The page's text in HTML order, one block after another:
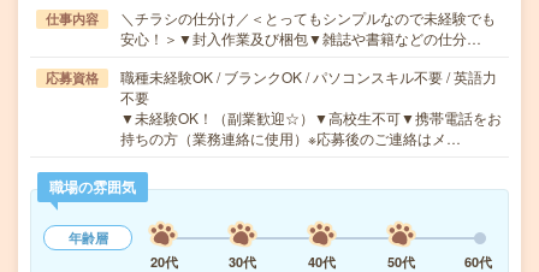
仕事内容
＼チラシの仕分け／＜とってもシンプルなので未経験でも
安心！＞▼封入作業及び梱包▼雑誌や書籍などの仕分…
応募資格
職種未経験OK / ブランクOK / パソコンスキル不要 / 英語力
不要
▼未経験OK！（副業歓迎☆）▼高校生不可▼携帯電話をお
持ちの方（業務連絡に使用）※応募後のご連絡はメ…
職場の雰囲気
年齢層
20代
30代 40代 50代
60代